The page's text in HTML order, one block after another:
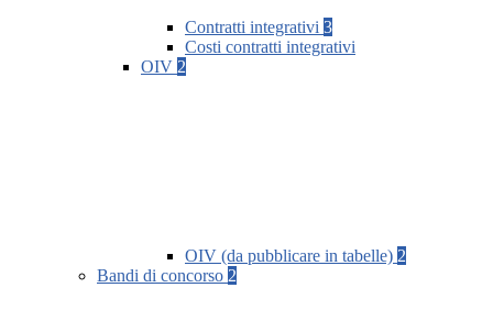
Contratti integrativi 3
Costi contratti integrativi
OIV 2
OIV (da pubblicare in tabelle) 2
Bandi di concorso 2